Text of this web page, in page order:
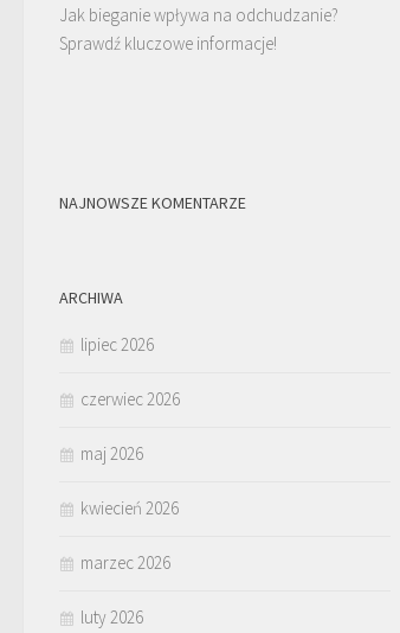
Jak bieganie wpływa na odchudzanie?
Sprawdź kluczowe informacje!
NAJNOWSZE KOMENTARZE
ARCHIWA
lipiec 2026
czerwiec 2026
maj 2026
kwiecień 2026
marzec 2026
luty 2026